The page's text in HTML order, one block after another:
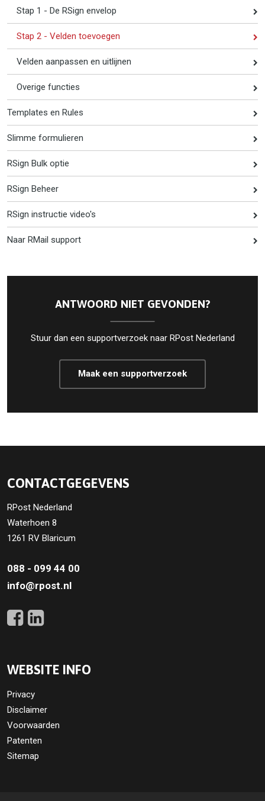
Stap 1 - De RSign envelop
Stap 2 - Velden toevoegen
Velden aanpassen en uitlijnen
Overige functies
Templates en Rules
Slimme formulieren
RSign Bulk optie
RSign Beheer
RSign instructie video's
Naar RMail support
ANTWOORD NIET GEVONDEN?
Stuur dan een supportverzoek naar RPost Nederland
Maak een supportverzoek
CONTACTGEGEVENS
RPost Nederland
Waterhoen 8
1261 RV Blaricum
088 - 099 44 00
info@rpost.nl
WEBSITE INFO
Privacy
Disclaimer
Voorwaarden
Patenten
Sitemap